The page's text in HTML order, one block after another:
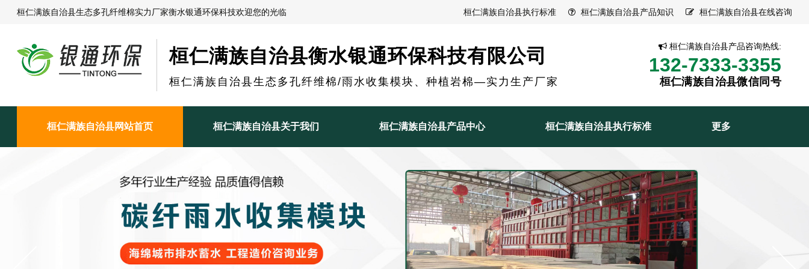
桓仁满族自治县生态多孔纤维棉实力厂家衡水银通环保科技欢迎您的光临 桓仁满族自治县执行标准 桓仁满族自治县产品知识 桓仁满族自治县在线咨询
桓仁满族自治县衡水银通环保科技有限公司
桓仁满族自治县生态多孔纤维棉/雨水收集模块、种植岩棉—实力生产厂家
桓仁满族自治县产品咨询热线:
132-7333-3355
桓仁满族自治县微信同号
桓仁满族自治县网站首页 桓仁满族自治县关于我们 桓仁满族自治县产品中心 桓仁满族自治县执行标准 更多